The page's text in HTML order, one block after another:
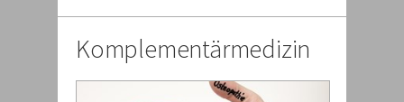
Komplementärmedizin